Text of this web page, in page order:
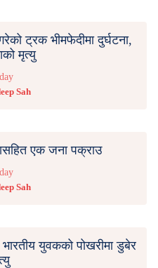
ट्रक भीमफेदीमा दुर्घटना,
मृत्यु
Sah
एक जना पक्राउ
Sah
युवकको पोखरीमा डुबेर